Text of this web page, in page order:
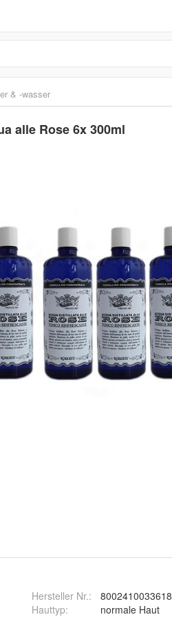
& -wasser
alle Rose 6x 300ml
Hersteller Nr.:
8002410033618
Hauttyp: normale Haut